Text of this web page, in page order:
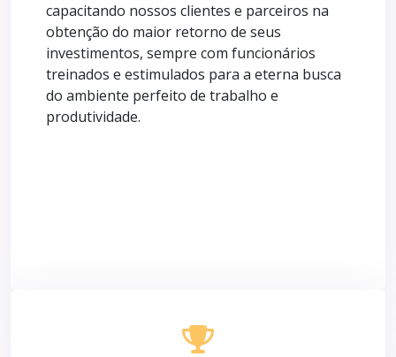
capacitando nossos clientes e parceiros na
obtenção do maior retorno de seus
investimentos, sempre com funcionários
treinados e estimulados para a eterna busca
do ambiente perfeito de trabalho e
produtividade.